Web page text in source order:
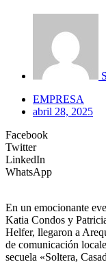
EMPRESA
abril 28, 2025
Facebook
Twitter
LinkedIn
WhatsApp
En un emocionante
Katia Condos y
Helfer, llegaron a
de comunicación
secuela «Soltera,